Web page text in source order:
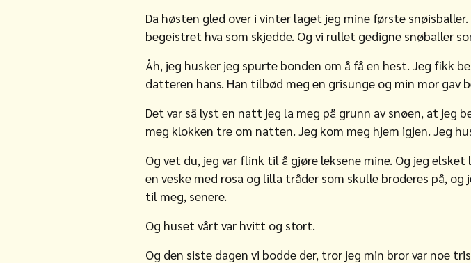
Da høsten gled over i vinter laget jeg mine første
begeistret hva som skjedde. Og vi rullet gedigne snøballer
Åh, jeg husker jeg spurte bonden om å få en hest. Jeg fikk
datteren hans. Han tilbød meg en grisunge og min mor gav
Det var så lyst en natt jeg la meg på grunn av snøen, at jeg
meg klokken tre om natten. Jeg kom meg hjem igjen. Jeg
Og vet du, jeg var flink til å gjøre leksene mine. Og jeg
en veske med rosa og lilla tråder som skulle broderes på,
til meg, senere.
Og huset vårt var hvitt og stort.
Og den siste dagen vi bodde der, tror jeg min bror var noe